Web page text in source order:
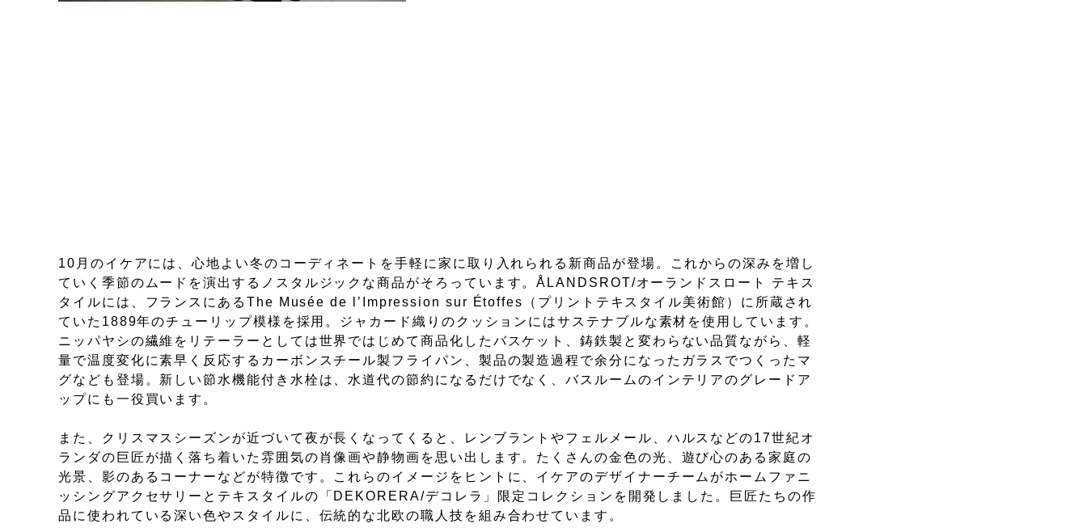
10月のイケアには、心地よい冬のコーディネートを手軽に家に取り入れられる新商品が登場。これからの深みを増し
ていく季節のムードを演出するノスタルジックな商品がそろっています。ÅLANDSROT/オーランドスロート テキス
タイルには、フランスにあるThe Musée de l’Impression sur Étoffes（プリントテキスタイル美術館）に所蔵され
ていた1889年のチューリップ模様を採用。ジャカード織りのクッションにはサステナブルな素材を使用しています。
ニッパヤシの繊維をリテーラーとしては世界ではじめて商品化したバスケット、鋳鉄製と変わらない品質ながら、軽
量で温度変化に素早く反応するカーボンスチール製フライパン、製品の製造過程で余分になったガラスでつくったマ
グなども登場。新しい節水機能付き水栓は、水道代の節約になるだけでなく、バスルームのインテリアのグレードア
ップにも一役買います。
また、クリスマスシーズンが近づいて夜が長くなってくると、レンブラントやフェルメール、ハルスなどの17世紀オ
ランダの巨匠が描く落ち着いた雰囲気の肖像画や静物画を思い出します。たくさんの金色の光、遊び心のある家庭の
光景、影のあるコーナーなどが特徴です。これらのイメージをヒントに、イケアのデザイナーチームがホームファニ
ッシングアクセサリーとテキスタイルの「DEKORERA/デコレラ」限定コレクションを開発しました。巨匠たちの作
品に使われている深い色やスタイルに、伝統的な北欧の職人技を組み合わせています。